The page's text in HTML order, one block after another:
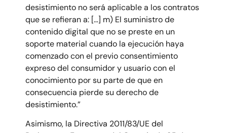
desistimiento no será aplicable a los contratos
que se refieran a: […] m) El suministro de
contenido digital que no se preste en un
soporte material cuando la ejecución haya
comenzado con el previo consentimiento
expreso del consumidor y usuario con el
conocimiento por su parte de que en
consecuencia pierde su derecho de
desistimiento.”
Asimismo, la Directiva 2011/83/UE del